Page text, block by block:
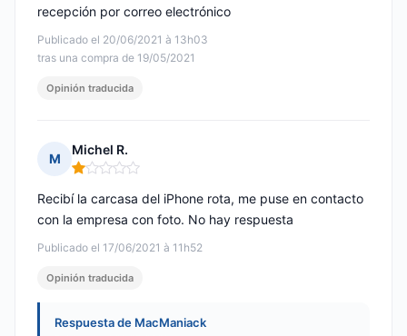
Publicado el 20/06/2021 à 13h03
tras una compra de 19/05/2021
recepción por correo electrónico
Opinión traducida
M
Michel R.
Nota: 1 de 5
Publicado el 17/06/2021 à 11h52
Recibí la carcasa del iPhone rota, me puse en contacto
con la empresa con foto. No hay respuesta
Opinión traducida
Respuesta de MacManiack